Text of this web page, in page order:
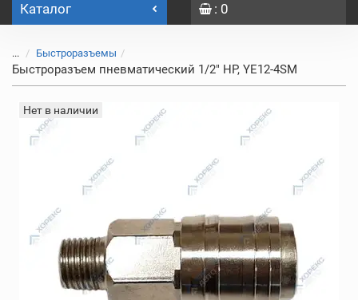
Каталог : 0
... Быстроразъемы
Быстроразъем пневматический 1/2" HP, YE12-4SM
Нет в наличии